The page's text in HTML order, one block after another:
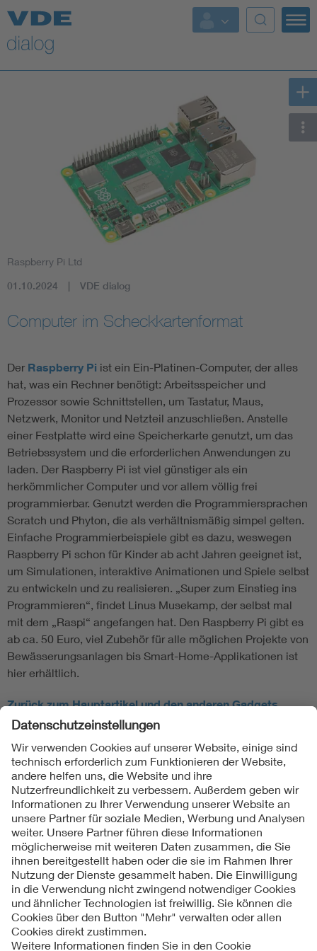
Raspberry Pi Ltd
01.10.2024 VDE dialog
Computer im Scheckkartenformat
Der Raspberry Pi ist ein Ein-Platinen-Computer, der alles
hat, was ein Rechner benötigt: Arbeitsspeicher und
Prozessor sowie Schnittstellen, um Tastatur, Maus,
Netzwerk, Monitor und Netzteil anzuschließen. Anstelle
einer Festplatte wird eine Speicherkarte genutzt, um das
Betriebssystem und die erforderlichen Anwendungen zu
laden. Der Raspberry Pi ist viel günstiger als ein
herkömmlicher Computer und vor allem völlig frei
programmierbar. Genutzt werden die Programmiersprachen
Scratch und Phyton, die als verhältnismäßig simpel gelten.
Einfache Programmierbeispiele gibt es dazu, weswegen
Raspberry Pi schon für Kinder ab acht Jahren geeignet ist,
um Simulationen, interaktive Animationen und Spiele selbst
zu entwickeln und zu realisieren. „Super zum Einstieg ins
Programmieren“, findet Linus Musekamp, der selbst mal
mit dem „Raspi“ angefangen hat. Den Raspberry Pi gibt es
ab ca. 50 Euro, viel Zubehör für alle möglichen Projekte von
Bewässerungsanlagen bis Smart-Home-Applikationen ist
hier erhältlich.
Zurück zum Hauptartikel und den anderen Gadgets
Folgen Sie uns
Kontakte
Service
Impressum